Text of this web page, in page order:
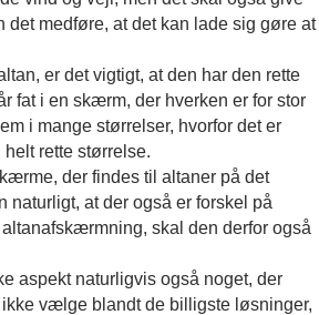
det medføre, at det kan lade sig gøre at
er det vigtigt, at den har den rette
fat i en skærm, der hverken er for stor
i mange størrelser, hvorfor det er
rette størrelse.
der findes til altaner på det
naturligt, at der også er forskel på
skal den derfor også
aspekt naturligvis også noget, der
vælge blandt de billigste løsninger,